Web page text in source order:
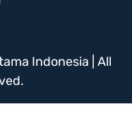
Indonesia | All